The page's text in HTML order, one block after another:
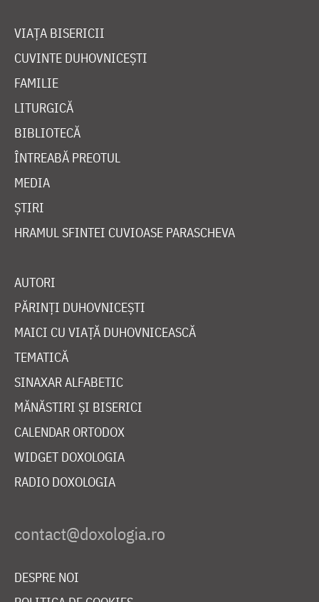
VIAȚA BISERICII
CUVINTE DUHOVNICEȘTI
FAMILIE
LITURGICĂ
BIBLIOTECĂ
ÎNTREABĂ PREOTUL
MEDIA
ȘTIRI
HRAMUL SFINTEI CUVIOASE PARASCHEVA
AUTORI
PĂRINȚI DUHOVNICEȘTI
MAICI CU VIAȚĂ DUHOVNICEASCĂ
TEMATICĂ
SINAXAR ALFABETIC
MĂNĂSTIRI ȘI BISERICI
CALENDAR ORTODOX
WIDGET DOXOLOGIA
RADIO DOXOLOGIA
DESPRE NOI